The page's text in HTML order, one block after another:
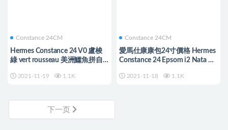
Constance 24CM
Hermes Constance 24 V0 盧梭
綠 vert rousseau 美洲鱷魚拼自
2021-11-19 1.1K
Constance 24CM
愛馬仕康康包24寸價格 Hermes
Constance 24 Epsom i2 Nata 奶
2021-11-18 1.1K
下一页